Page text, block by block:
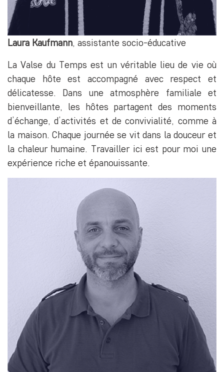
Laura Kaufmann, assistante socio-éducative
La Valse du Temps est un véritable lieu de vie où
chaque hôte est accompagné avec respect et
délicatesse. Dans une atmosphère familiale et
bienveillante, les hôtes partagent des moments
d’échange, d’activités et de convivialité, comme à
la maison. Chaque journée se vit dans la douceur et
la chaleur humaine. Travailler ici est pour moi une
expérience riche et épanouissante.